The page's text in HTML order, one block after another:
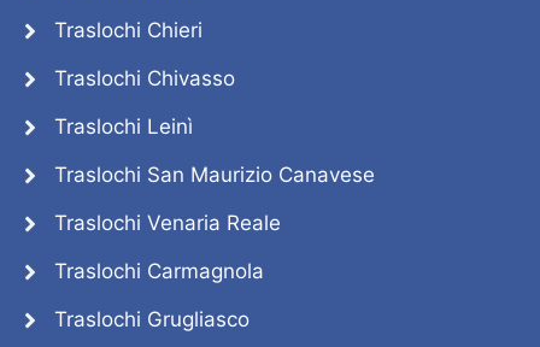
Traslochi Chieri
Traslochi Chivasso
Traslochi Leinì
Traslochi San Maurizio Canavese
Traslochi Venaria Reale
Traslochi Carmagnola
Traslochi Grugliasco